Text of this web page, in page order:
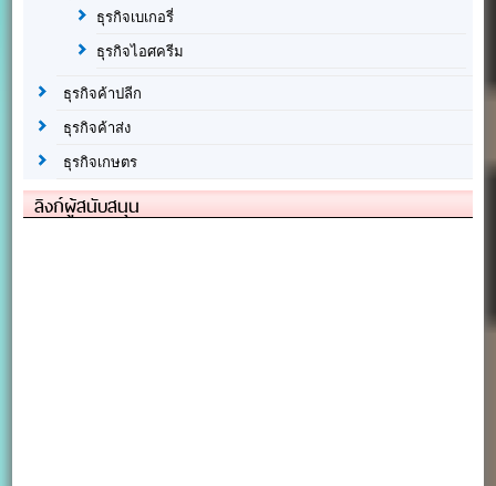
ธุรกิจเบเกอรี่
ธุรกิจไอศครีม
ธุรกิจค้าปลีก
ธุรกิจค้าส่ง
ธุรกิจเกษตร
ลิงก์ผู้สนับสนุน